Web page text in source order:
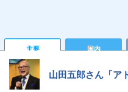
主要 国内
山田五郎さん「ア